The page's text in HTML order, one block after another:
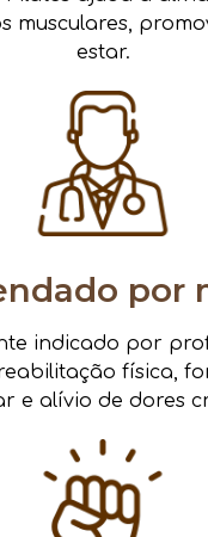
musculares,
estar.
por
indicado por
física,
e alívio de dores